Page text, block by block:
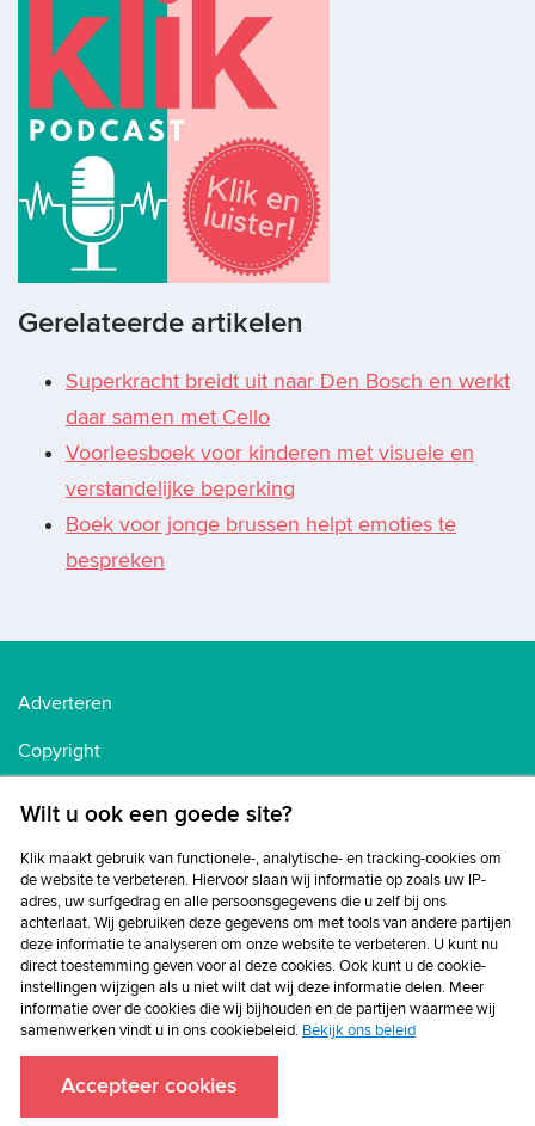
Gerelateerde artikelen
Superkracht breidt uit naar Den Bosch en werkt
daar samen met Cello
Voorleesboek voor kinderen met visuele en
verstandelijke beperking
Boek voor jonge brussen helpt emoties te
bespreken
Adverteren
Copyright
Privacybeleid
Disclaimer
Wilt u ook een goede site?
Klik maakt gebruik van functionele-, analytische- en tracking-cookies om
de website te verbeteren. Hiervoor slaan wij informatie op zoals uw IP-
adres, uw surfgedrag en alle persoonsgegevens die u zelf bij ons
achterlaat. Wij gebruiken deze gegevens om met tools van andere partijen
deze informatie te analyseren om onze website te verbeteren. U kunt nu
direct toestemming geven voor al deze cookies. Ook kunt u de cookie-
instellingen wijzigen als u niet wilt dat wij deze informatie delen. Meer
informatie over de cookies die wij bijhouden en de partijen waarmee wij
samenwerken vindt u in ons cookiebeleid. Bekijk ons beleid
Accepteer cookies